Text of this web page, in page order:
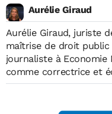
Aurélie Giraud
Aurélie Giraud, juriste
maîtrise de droit public
journaliste à Economie
comme correctrice et